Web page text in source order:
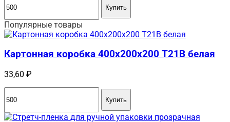
Купить
Популярные товары
Картонная коробка 400x200x200 Т21B белая
33,60 ₽
Купить